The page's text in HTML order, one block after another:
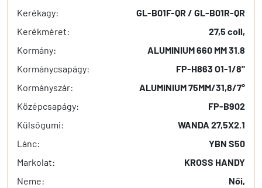
Kerékagy:
GL-B01F-QR / GL-B01R-QR
Kerékméret:
27,5 coll,
Kormány:
ALUMINIUM 660 MM 31.8
Kormánycsapágy:
FP-H863 O1-1/8"
Kormányszár:
ALUMINIUM 75MM/31,8/7°
Középcsapágy:
FP-B902
Külsőgumi:
WANDA 27,5X2.1
Lánc:
YBN S50
Markolat:
KROSS HANDY
Neme:
Női,